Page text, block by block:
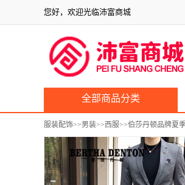
您好，欢迎光临沛富商城
全部商品分类
服装配饰>>男装>>西服>>伯莎丹顿品牌夏